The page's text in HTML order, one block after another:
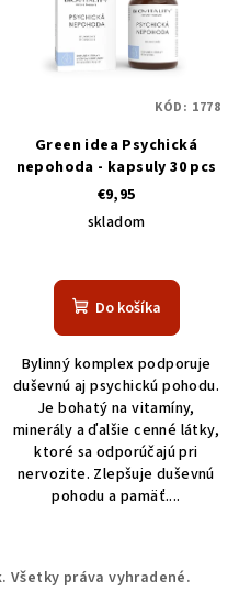
Green idea Psychická
nepohoda - kapsuly 30 pcs
€9,95
skladom
Do košíka
Bylinný komplex podporuje
duševnú aj psychickú pohodu.
Je bohatý na vitamíny,
minerály a ďalšie cenné látky,
ktoré sa odporúčajú pri
nervozite. Zlepšuje duševnú
pohodu a pamäť....
KÓD: 1778
. Všetky práva vyhradené.